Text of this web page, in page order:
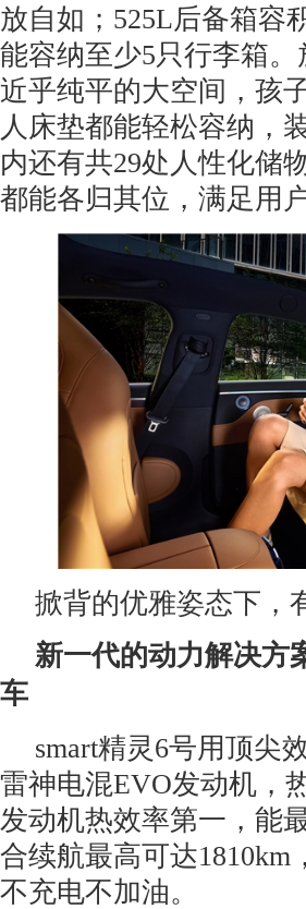
放自如；525L后备箱容
能容纳至少5只行李箱
近乎纯平的大空间，孩
人床垫都能轻松容纳，
内还有共29处人性化储
都能各归其位，满足用
掀背的优雅姿态下，
新一代的动力解决方
车
smart精灵6号用顶尖
雷神电混EVO发动机，
发动机热效率第一，能
合续航最高可达
不充电不加油。